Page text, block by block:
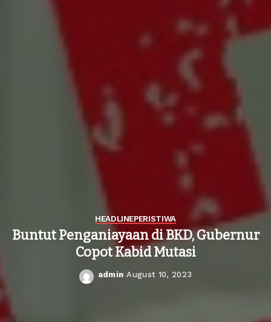
HEADLINEPERISTIWA
Buntut Penganiayaan di BKD, Gubernur
Copot Kabid Mutasi
Posted
admin August 10, 2023